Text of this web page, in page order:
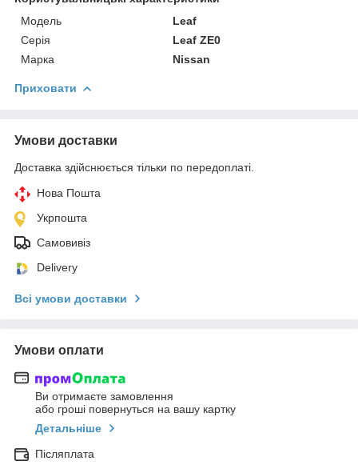
Модель
Leaf
Серія
Leaf ZE0
Марка
Nissan
Приховати
Умови доставки
Доставка здійснюється тільки по передоплаті.
Нова Пошта
Укрпошта
Самовивіз
Delivery
Всі умови доставки
Умови оплати
Ви отримаєте замовлення
або гроші повернуться на вашу картку
Детальніше
Післяплата